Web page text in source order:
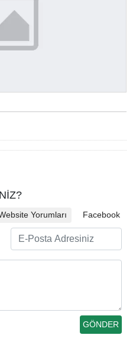
Yorumları Facebook